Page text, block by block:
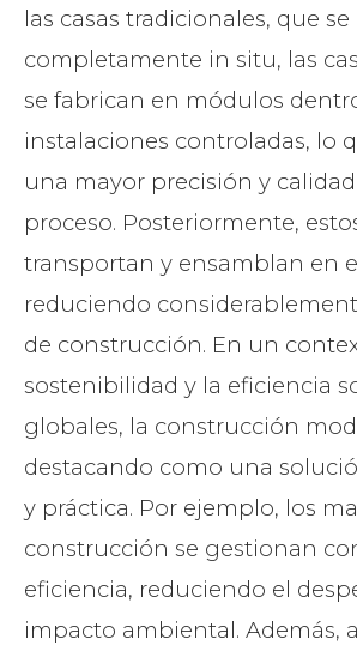
las casas tradicionales, que
completamente in situ, las
se fabrican en módulos
instalaciones controladas, lo
una mayor precisión y
proceso. Posteriormente,
transportan y ensamblan en
reduciendo
de construcción. En un
sostenibilidad y la eficiencia
globales, la construcción
destacando como una
y práctica. Por ejemplo, los
construcción se gestionan
eficiencia, reduciendo el
impacto ambiental. Además,